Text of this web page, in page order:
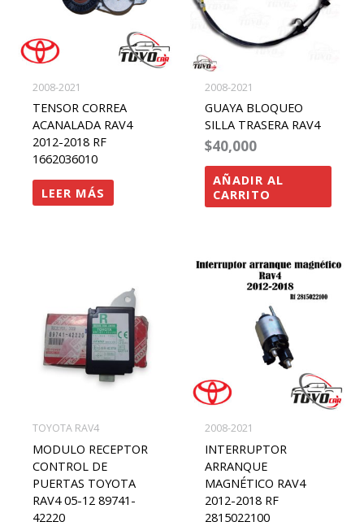
2008-2021
TENSOR CORREA
ACANALADA RAV4
2012-2018 RF
1662036010
LEER MÁS
2008-2021
GUAYA BLOQUEO
SILLA TRASERA RAV4
$40,000
AÑADIR AL
CARRITO
TOYOTA RAV4
MODULO RECEPTOR
CONTROL DE
PUERTAS TOYOTA
RAV4 05-12 89741-
42220
2008-2021
INTERRUPTOR
ARRANQUE
MAGNÉTICO RAV4
2012-2018 RF
2815022100